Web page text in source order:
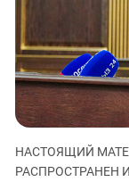
Ингушетия
Кабардино-
Калмыкия
Карачаево-
Краснодарский
НАСТОЯЩИЙ
РАСПРОСТРАНЕН